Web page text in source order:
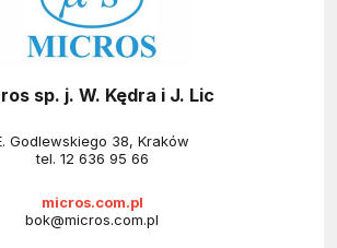
sp. j. W. Kędra i J. Lic
Godlewskiego 38, Kraków
tel. 12 636 95 66
micros.com.pl
bok@micros.com.pl